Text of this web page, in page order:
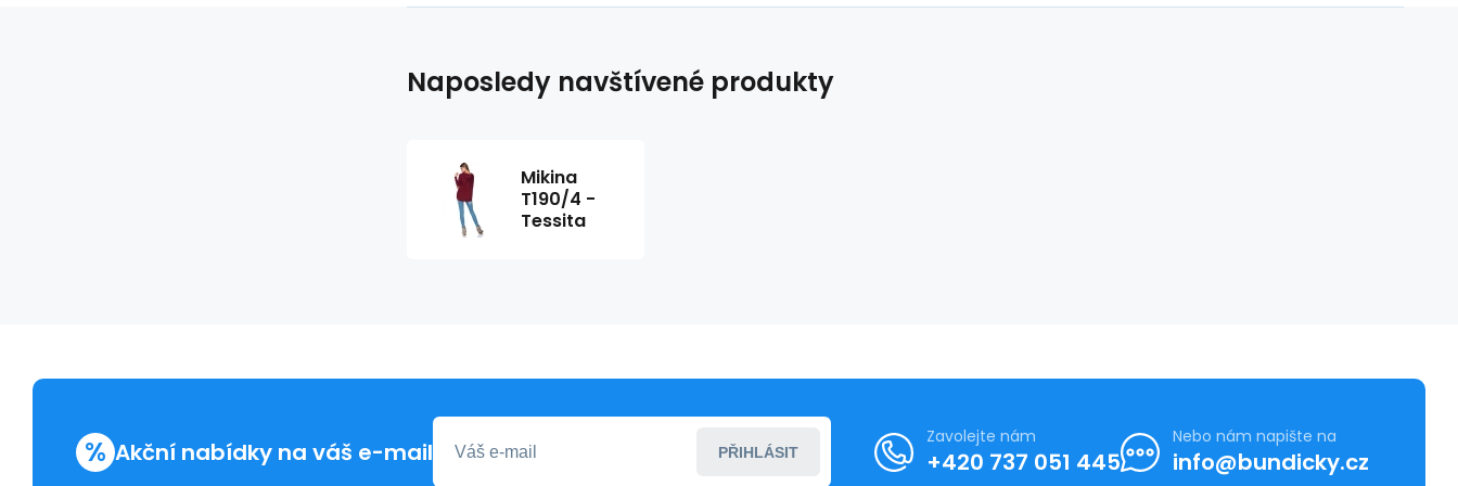
Naposledy navštívené produkty
Mikina
T190/4 -
Tessita
% Akční nabídky na váš e-mail PŘIHLÁSIT
Zavolejte nám
+420 737 051 445
Nebo nám napište na
info@bundicky.cz